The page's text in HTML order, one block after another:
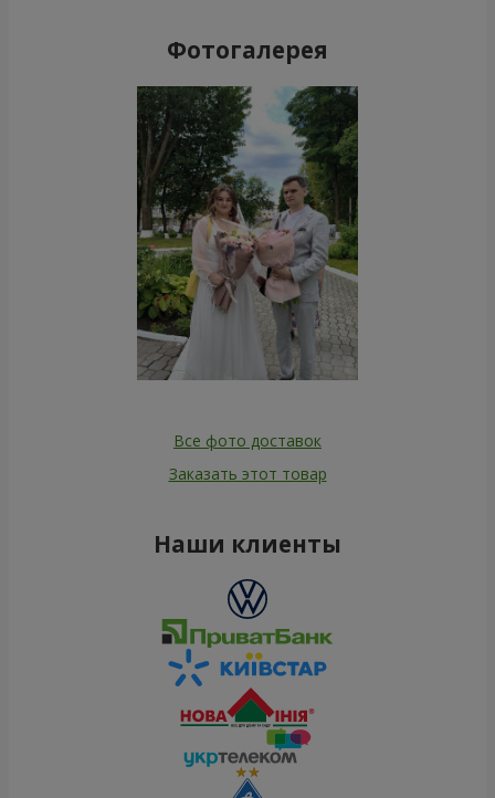
Фотогалерея
Все фото доставок
Заказать этот товар
Наши клиенты